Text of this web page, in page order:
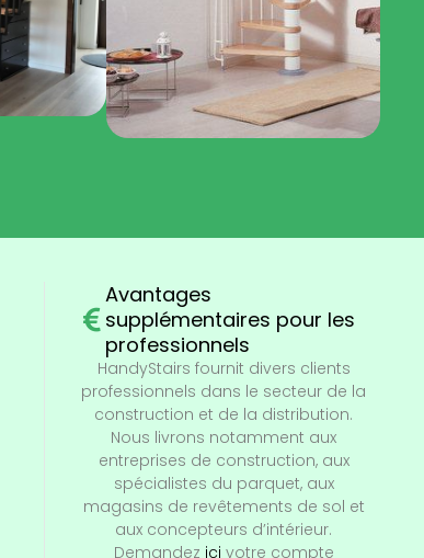
Avantages
supplémentaires pour les
professionnels
HandyStairs fournit divers clients
professionnels dans le secteur de la
construction et de la distribution.
Nous livrons notamment aux
entreprises de construction, aux
spécialistes du parquet, aux
magasins de revêtements de sol et
aux concepteurs d’intérieur.
Demandez ici votre compte